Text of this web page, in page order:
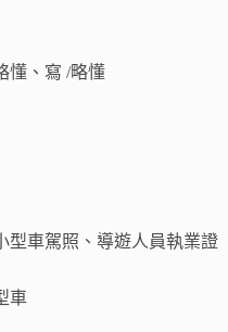
懂、寫 /略懂
型車駕照、導遊人員執業證
車